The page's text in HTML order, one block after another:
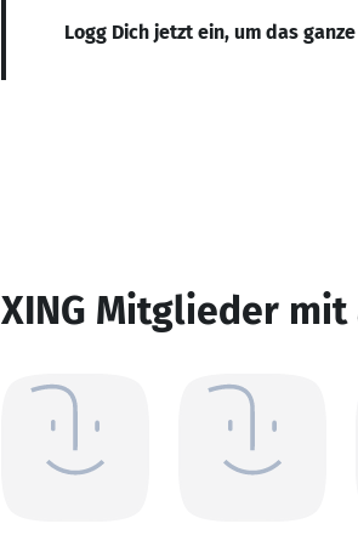
Logg Dich jetzt ein, um das
XING Mitglieder